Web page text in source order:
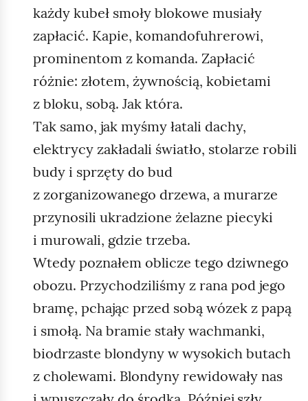
każdy kubeł smoły blokowe musiały
zapłacić. Kapie, komandofuhrerowi,
prominentom z komanda. Zapłacić
różnie: złotem, żywnością, kobietami
z bloku, sobą. Jak która.
Tak samo, jak myśmy łatali dachy,
elektrycy zakładali światło, stolarze robili
budy i sprzęty do bud
z zorganizowanego drzewa, a murarze
przynosili ukradzione żelazne piecyki
i murowali, gdzie trzeba.
Wtedy poznałem oblicze tego dziwnego
obozu. Przychodziliśmy z rana pod jego
bramę, pchając przed sobą wózek z papą
i smołą. Na bramie stały wachmanki,
biodrzaste blondyny w wysokich butach
z cholewami. Blondyny rewidowały nas